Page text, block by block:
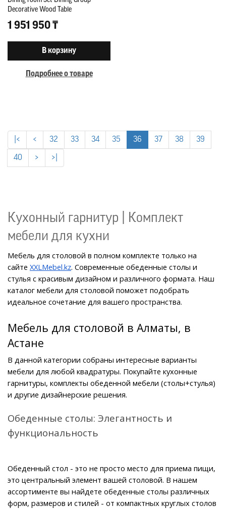
Decorative Wood Table
1 951 950 ₸
В корзину
Подробнее о товаре
|< < 32 33 34 35 36 37 38 39
40 > >|
Кухонный гарнитур | Комплект
мебели для кухни
Мебель для столовой в полном комплекте только на
сайте XXLMebel.kz. Современные обеденные столы и
стулья с красивым дизайном и различного формата. Наш
каталог мебели для столовой поможет подобрать
идеальное сочетание для вашего пространства.
Мебель для столовой в Алматы, в
Астане
В данной категории собраны интересные варианты
мебели для любой квадратуры. Покупайте кухонные
гарнитуры, комплекты обеденной мебели (столы+стулья)
и другие дизайнерские решения.
Обеденные столы: Элегантность и
функциональность
Обеденный стол - это не просто место для приема пищи,
это центральный элемент вашей столовой. В нашем
ассортименте вы найдете обеденные столы различных
форм, размеров и стилей - от компактных круглых столов